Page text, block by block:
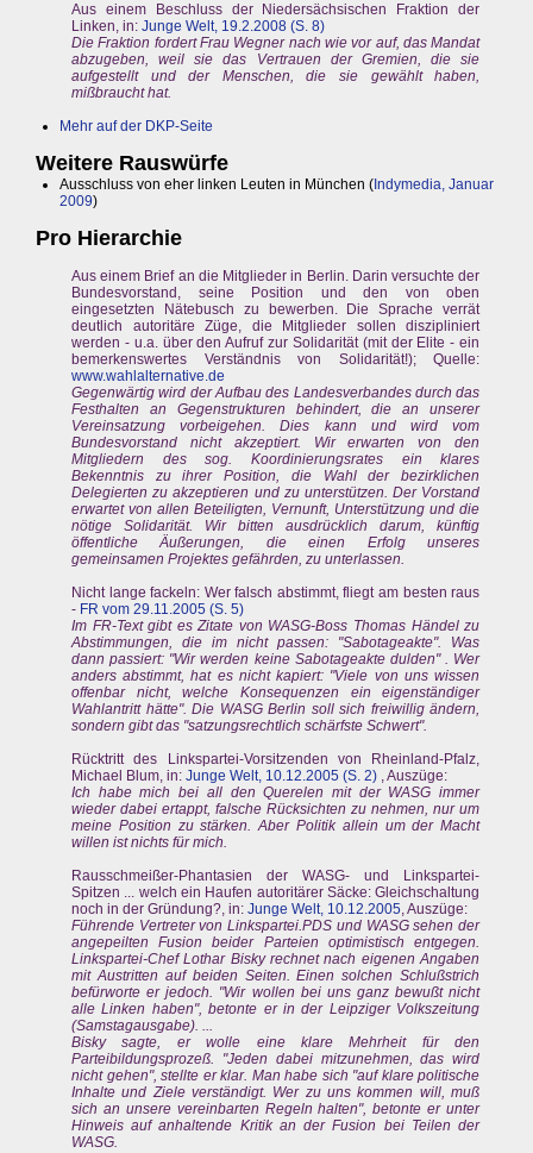
Aus einem Beschluss der Niedersächsischen Fraktion der
Linken, in: Junge Welt, 19.2.2008 (S. 8)
Die Fraktion fordert Frau Wegner nach wie vor auf, das Mandat
abzugeben, weil sie das Vertrauen der Gremien, die sie
aufgestellt und der Menschen, die sie gewählt haben,
mißbraucht hat.
Mehr auf der DKP-Seite
Weitere Rauswürfe
Ausschluss von eher linken Leuten in München ( Indymedia, Januar
2009)
Pro Hierarchie
Aus einem Brief an die Mitglieder in Berlin. Darin versuchte der
Bundesvorstand, seine Position und den von oben
eingesetzten Nätebusch zu bewerben. Die Sprache verrät
deutlich autoritäre Züge, die Mitglieder sollen diszipliniert
werden - u.a. über den Aufruf zur Solidarität (mit der Elite - ein
bemerkenswertes Verständnis von Solidarität!); Quelle:
www.wahlalternative.de
Gegenwärtig wird der Aufbau des Landesverbandes durch das
Festhalten an Gegenstrukturen behindert, die an unserer
Vereinsatzung vorbeigehen. Dies kann und wird vom
Bundesvorstand nicht akzeptiert. Wir erwarten von den
Mitgliedern des sog. Koordinierungsrates ein klares
Bekenntnis zu ihrer Position, die Wahl der bezirklichen
Delegierten zu akzeptieren und zu unterstützen. Der Vorstand
erwartet von allen Beteiligten, Vernunft, Unterstützung und die
nötige Solidarität. Wir bitten ausdrücklich darum, künftig
öffentliche Äußerungen, die einen Erfolg unseres
gemeinsamen Projektes gefährden, zu unterlassen.
Nicht lange fackeln: Wer falsch abstimmt, fliegt am besten raus
- FR vom 29.11.2005 (S. 5)
Im FR-Text gibt es Zitate von WASG-Boss Thomas Händel zu
Abstimmungen, die im nicht passen: "Sabotageakte". Was
dann passiert: "Wir werden keine Sabotageakte dulden" . Wer
anders abstimmt, hat es nicht kapiert: "Viele von uns wissen
offenbar nicht, welche Konsequenzen ein eigenständiger
Wahlantritt hätte". Die WASG Berlin soll sich freiwillig ändern,
sondern gibt das "satzungsrechtlich schärfste Schwert".
Rücktritt des Linkspartei-Vorsitzenden von Rheinland-Pfalz,
Michael Blum, in: Junge Welt, 10.12.2005 (S. 2) , Auszüge:
Ich habe mich bei all den Querelen mit der WASG immer
wieder dabei ertappt, falsche Rücksichten zu nehmen, nur um
meine Position zu stärken. Aber Politik allein um der Macht
willen ist nichts für mich.
Rausschmeißer-Phantasien der WASG- und Linkspartei-
Spitzen ... welch ein Haufen autoritärer Säcke: Gleichschaltung
noch in der Gründung?, in: Junge Welt, 10.12.2005, Auszüge:
Führende Vertreter von Linkspartei.PDS und WASG sehen der
angepeilten Fusion beider Parteien optimistisch entgegen.
Linkspartei-Chef Lothar Bisky rechnet nach eigenen Angaben
mit Austritten auf beiden Seiten. Einen solchen Schlußstrich
befürworte er jedoch. "Wir wollen bei uns ganz bewußt nicht
alle Linken haben", betonte er in der Leipziger Volkszeitung
(Samstagausgabe). ...
Bisky sagte, er wolle eine klare Mehrheit für den
Parteibildungsprozeß. "Jeden dabei mitzunehmen, das wird
nicht gehen", stellte er klar. Man habe sich "auf klare politische
Inhalte und Ziele verständigt. Wer zu uns kommen will, muß
sich an unsere vereinbarten Regeln halten", betonte er unter
Hinweis auf anhaltende Kritik an der Fusion bei Teilen der
WASG.